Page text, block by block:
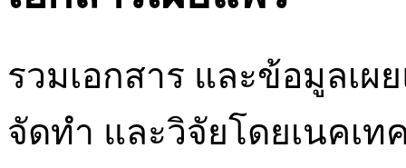
รวมเอกสาร และข้อมูลเ
จัดทำ และวิจัยโดยเนคเท